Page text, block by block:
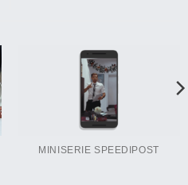
MINISERIE SPEEDIPOST